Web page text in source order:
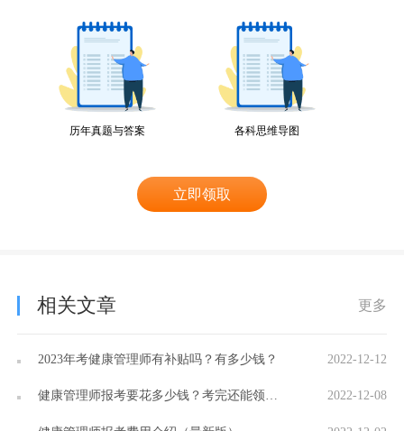
历年真题与答案 各科思维导图
立即领取
相关文章 更多
2023年考健康管理师有补贴吗？有多少钱？ 2022-12-12
健康管理师报考要花多少钱？考完还能领取补贴？ 2022-12-08